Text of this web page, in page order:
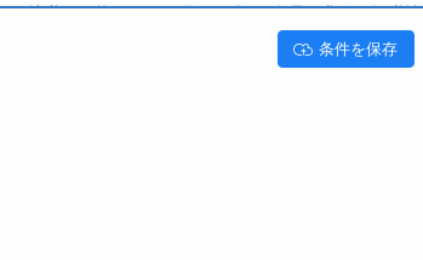
就職も可能です。 長野県で施工管理の求人・転職情
条件を保存